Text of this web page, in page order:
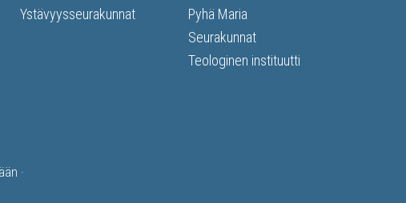
Ystävyysseurakunnat
Pyhä Maria
Seurakunnat
Teologinen instituutti
·